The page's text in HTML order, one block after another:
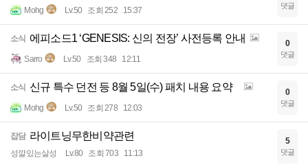
Mohg Lv.50 조회 252 15:37 댓글
소식 에피소드1 ‘GENESIS: 신의 전장’ 사전등록 안내
Sarro Lv.50 조회 348 12:11
0
댓글
소식 신규 특수 던전 등 8월 5일(수) 패치 내용 요약
Mohg Lv.50 조회 278 12:03
0
댓글
잡담 라이트닝무한비약관련
성깔있는살성 Lv.80 조회 703 11:13
5
댓글